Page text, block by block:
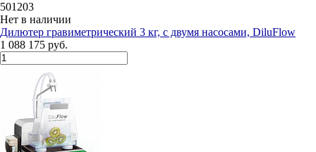
501203
Нет в наличии
Дилютeр гравиметрический 3 кг, с двумя насосами, DiluFlow
1 088 175 руб.